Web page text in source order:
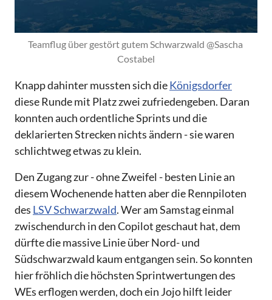
Teamflug über gestört gutem Schwarzwald @Sascha
Costabel
Knapp dahinter mussten sich dieKönigsdorfer
diese Runde mit Platz zwei zufriedengeben. Daran
konnten auch ordentliche Sprints und die
deklarierten Strecken nichts ändern - sie waren
schlichtweg etwas zu klein.
Den Zugang zur - ohne Zweifel - besten Linie an
diesem Wochenende hatten aber die Rennpiloten
des LSV Schwarzwald. Wer am Samstag einmal
zwischendurch in den Copilot geschaut hat, dem
dürfte die massive Linie über Nord- und
Südschwarzwald kaum entgangen sein. So konnten
hier fröhlich die höchsten Sprintwertungen des
WEs erflogen werden, doch ein Jojo hilft leider